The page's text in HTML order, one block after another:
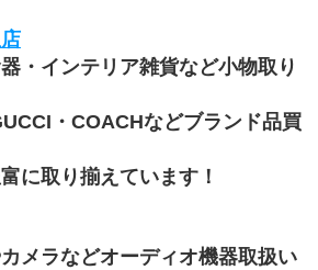
・インテリア雑貨など小物取り
・COACHなどブランド品買
に取り揃えています！
メラなどオーディオ機器取扱い